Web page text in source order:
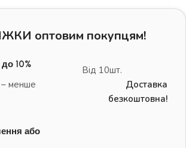
оптовим покупцям!
10%
менше
Від 10шт.
Доставка
безкоштовна!
або